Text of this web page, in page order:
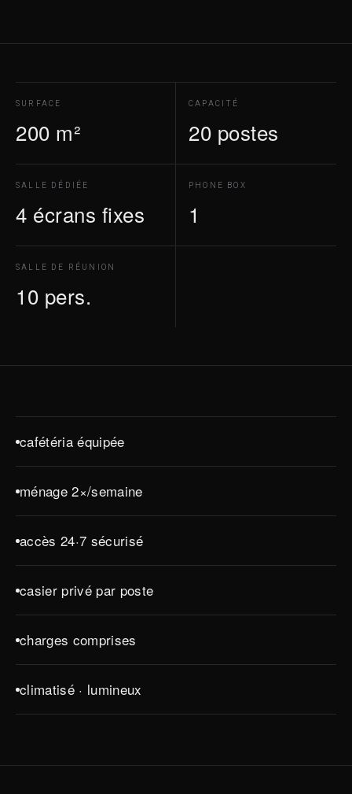
SURFACE
200 m²
CAPACITÉ
20 postes
SALLE DÉDIÉE
4 écrans fixes
PHONE BOX
1
SALLE DE RÉUNION
10 pers.
cafétéria équipée
ménage 2×/semaine
accès 24·7 sécurisé
casier privé par poste
charges comprises
climatisé · lumineux